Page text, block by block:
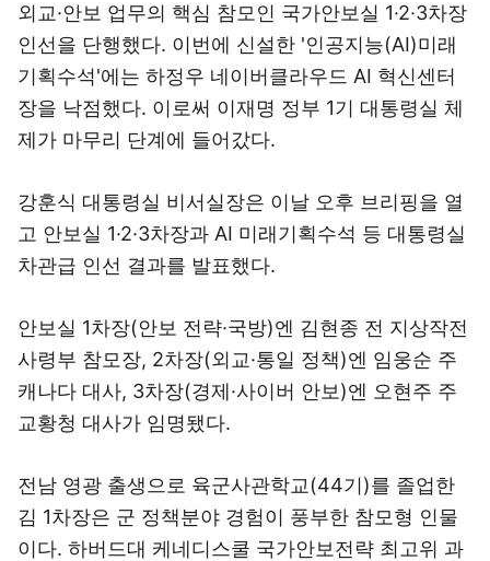
외교·안보 업무의 핵심 참모인 국가안보실 1·2·3차장
인선을 단행했다. 이번에 신설한 '인공지능(AI)미래
기획수석'에는 하정우 네이버클라우드 AI 혁신센터
장을 낙점했다. 이로써 이재명 정부 1기 대통령실 체
제가 마무리 단계에 들어갔다.
강훈식 대통령실 비서실장은 이날 오후 브리핑을 열
고 안보실 1·2·3차장과 AI 미래기획수석 등 대통령실
차관급 인선 결과를 발표했다.
안보실 1차장(안보 전략·국방)엔 김현종 전 지상작전
사령부 참모장, 2차장(외교·통일 정책)엔 임웅순 주
캐나다 대사, 3차장(경제·사이버 안보)엔 오현주 주
교황청 대사가 임명됐다.
전남 영광 출생으로 육군사관학교(44기)를 졸업한
김 1차장은 군 정책분야 경험이 풍부한 참모형 인물
이다. 하버드대 케네디스쿨 국가안보전략 최고위 과